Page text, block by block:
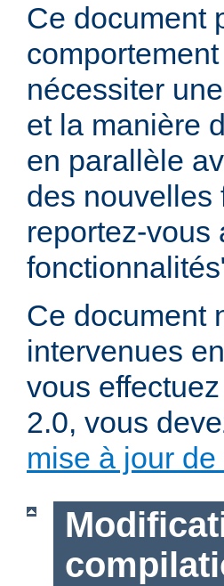
Ce document
nécessiter
et la manière
en parallèle
des nouvelles
reportez-vous
Ce document
intervenues
vous
2.0, vous
mise à jour